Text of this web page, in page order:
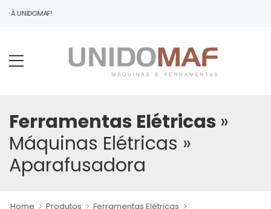
À UNIDOMAF!
Ferramentas Elétricas»
Máquinas Elétricas »
Aparafusadora
Home Produtos
Ferramentas Elétricas